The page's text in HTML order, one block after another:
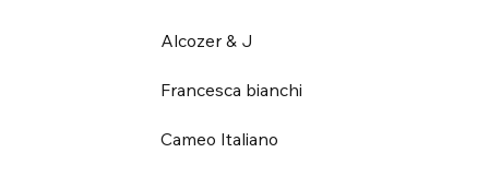
Alcozer & J
Francesca bianchi
Cameo Italiano